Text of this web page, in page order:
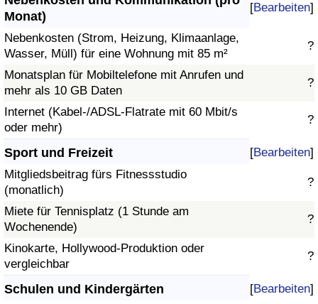
Monat)
[Bearbeiten]
Nebenkosten (Strom, Heizung, Klimaanlage,
Wasser, Müll) für eine Wohnung mit 85 m²
?
Monatsplan für Mobiltelefone mit Anrufen und
mehr als 10 GB Daten
?
Internet (Kabel-/ADSL-Flatrate mit 60 Mbit/s
oder mehr)
?
Sport und Freizeit [Bearbeiten]
Mitgliedsbeitrag fürs Fitnessstudio
(monatlich)
?
Miete für Tennisplatz (1 Stunde am
Wochenende)
?
Kinokarte, Hollywood-Produktion oder
vergleichbar
?
Schulen und Kindergärten [Bearbeiten]